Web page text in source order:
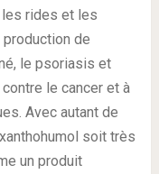
rides et les
de
le psoriasis et
le cancer et à
Avec autant de
soit très
un produit